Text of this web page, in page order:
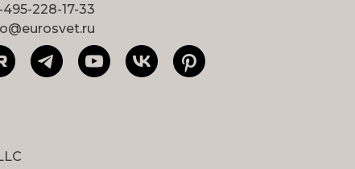
495-228-17-33